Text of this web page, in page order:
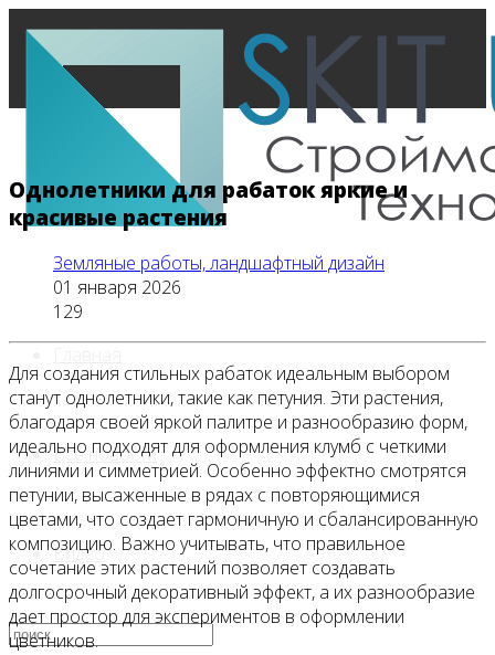
Все новости
Видео
Однолетники для рабаток яркие и
красивые растения
Земляные работы, ландшафтный дизайн
01 января 2026
129
Для создания стильных рабаток идеальным выбором
станут однолетники, такие как петуния. Эти растения,
благодаря своей яркой палитре и разнообразию форм,
идеально подходят для оформления клумб с четкими
линиями и симметрией. Особенно эффектно смотрятся
петунии, высаженные в рядах с повторяющимися
цветами, что создает гармоничную и сбалансированную
композицию. Важно учитывать, что правильное
сочетание этих растений позволяет создавать
долгосрочный декоративный эффект, а их разнообразие
дает простор для экспериментов в оформлении
цветников.